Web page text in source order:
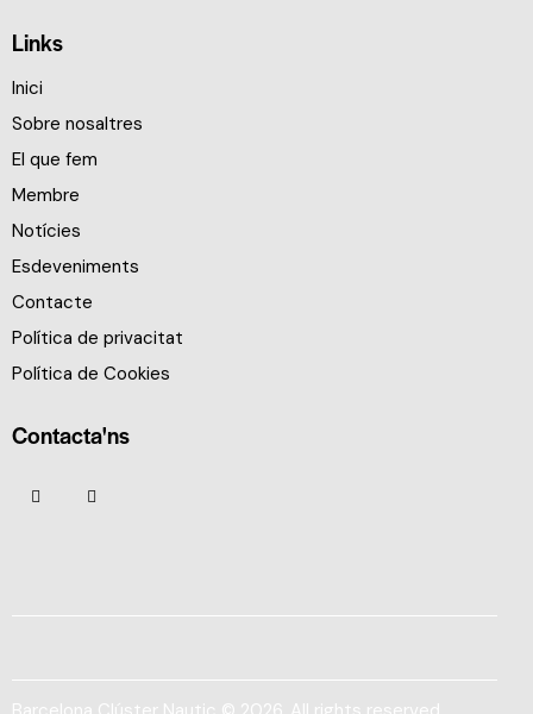
Links
Inici
Sobre nosaltres
El que fem
Membre
Notícies
Esdeveniments
Contacte
Política de privacitat
Política de Cookies
Contacta'ns